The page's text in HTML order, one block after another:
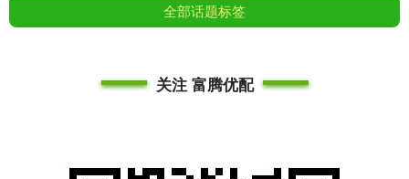
全部话题标签
关注 富腾优配